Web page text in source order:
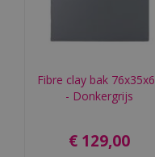
Fibre clay bak
- Donkergrijs
€ 129,00